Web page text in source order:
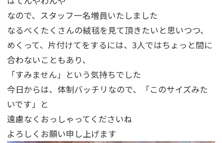
なので、スタッフ一名増員いたしました
なるべくたくさんの絨毯を見て頂きたいと思いつつ、
めくって、片付けてをするには、3人ではちょっと間に
合わないこともあり、
「すみません」という気持ちでした
今日からは、体制バッチリなので、「このサイズみた
いです」と
遠慮なくおっしゃってくださいね
よろしくお願い申し上げます